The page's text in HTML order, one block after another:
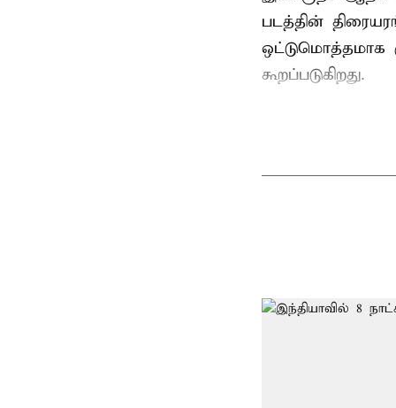
படத்தின்
ஒட்டுமொத்தமாக
கூறப்படுகிறது.